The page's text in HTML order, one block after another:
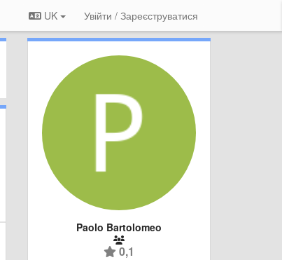
UK Увійти / Зареєструватися
Paolo Bartolomeo
0,1